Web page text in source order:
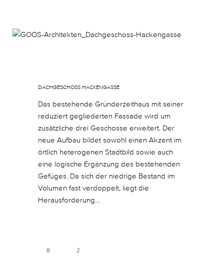
DACHGESCHOSS HACKENGASSE
Das bestehende Gründerzeithaus mit seiner
reduziert gegliederten Fassade wird um
zusätzliche drei Geschosse erweitert. Der
neue Aufbau bildet sowohl einen Akzent im
örtlich heterogenen Stadtbild sowie auch
eine logische Ergänzung des bestehenden
Gefüges. Da sich der niedrige Bestand im
Volumen fast verdoppelt, liegt die
Herausforderung...
0 2